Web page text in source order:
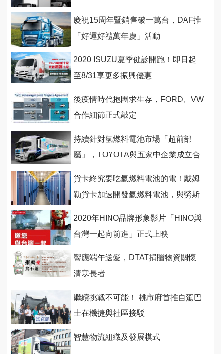
慶祝15周年暨銷售破一萬台，DAF推
「好運好禮萬年慶」活動
2020 ISUZU夏季健診開跑！即日起
至8/31享更多振興優惠
後疫情時代抱團求生存，FORD、VW
合作細節正式敲定
持續針對氫燃料電池市場「超前部
屬」，TOYOTA與五家中企業成立合
貨卡終究要吃氫燃料電池的電！戴姆
勒貨卡加速開發氫燃料電池，與勞斯
2020年HINO品牌形象影片「HINO與
台灣一起向前進」正式上映
響應端午送愛，DTAT捐贈物資關懷
清寒長者
繼續挑戰不可能！ 桃市府首推自駕巴
士在機捷與社區接駁
智慧物流組織及發展模式